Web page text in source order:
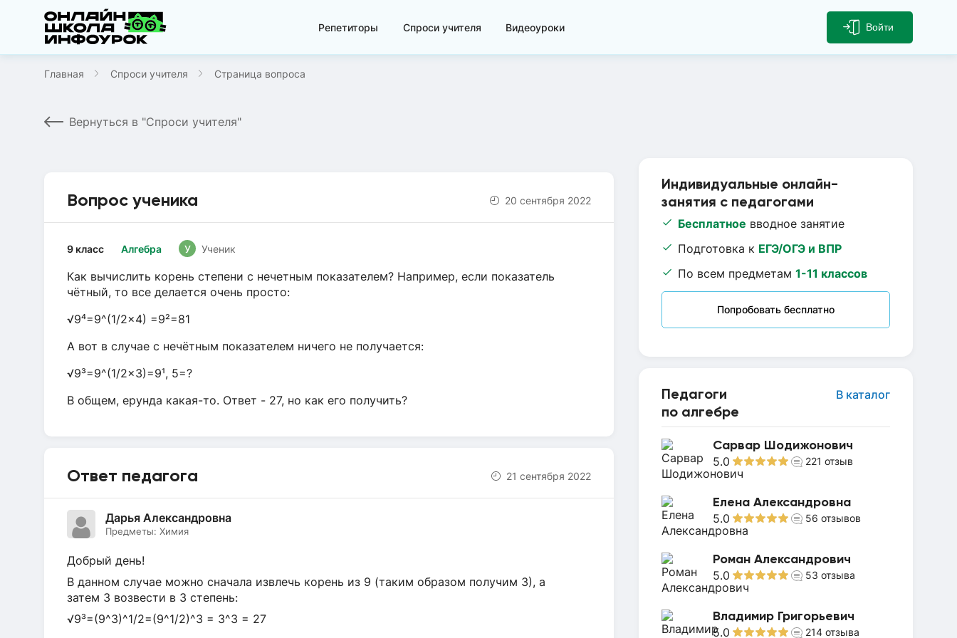
Репетиторы Спроси учителя Видеоуроки Войти
Главная Спроси учителя Страница вопроса
Вернуться в "Спроси учителя"
Индивидуальные онлайн-
занятия с педагогами
Бесплатное вводное занятие
Подготовка к ЕГЭ/ОГЭ и ВПР
По всем предметам 1-11 классов
Попробовать бесплатно
Педагоги
по алгебре
В каталог
Сарвар Шодижонович
5.0 221 отзыв
Елена Александровна
5.0 56 отзывов
Роман Александрович
5.0 53 отзыва
Владимир Григорьевич
5.0 214 отзыва
Вопрос ученика 20 сентября 2022
Алгебра
9 класс У Ученик
Как вычислить корень степени с нечетным показателем? Например, если показатель
чëтный, то все делается очень просто:
√9⁴=9^(1/2×4) =9²=81
А вот в случае с нечëтным показателем ничего не получается:
√9³=9^(1/2×3)=9¹, 5=?
В общем, ерунда какая-то. Ответ - 27, но как его получить?
Ответ педагога 21 сентября 2022
Дарья Александровна
Предметы: Химия
Добрый день!
В данном случае можно сначала извлечь корень из 9 (таким образом получим 3), а
затем 3 возвести в 3 степень:
√9³=(9^3)^1/2=(9^1/2)^3 = 3^3 = 27